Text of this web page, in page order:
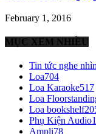
February 1, 2016
MỤC XEM NHIỀU
Tin tức nghe nhìn
Loa704
Loa Karaoke517
Loa
Loa bookshelf
Phụ Kiện Audio
Ampli78